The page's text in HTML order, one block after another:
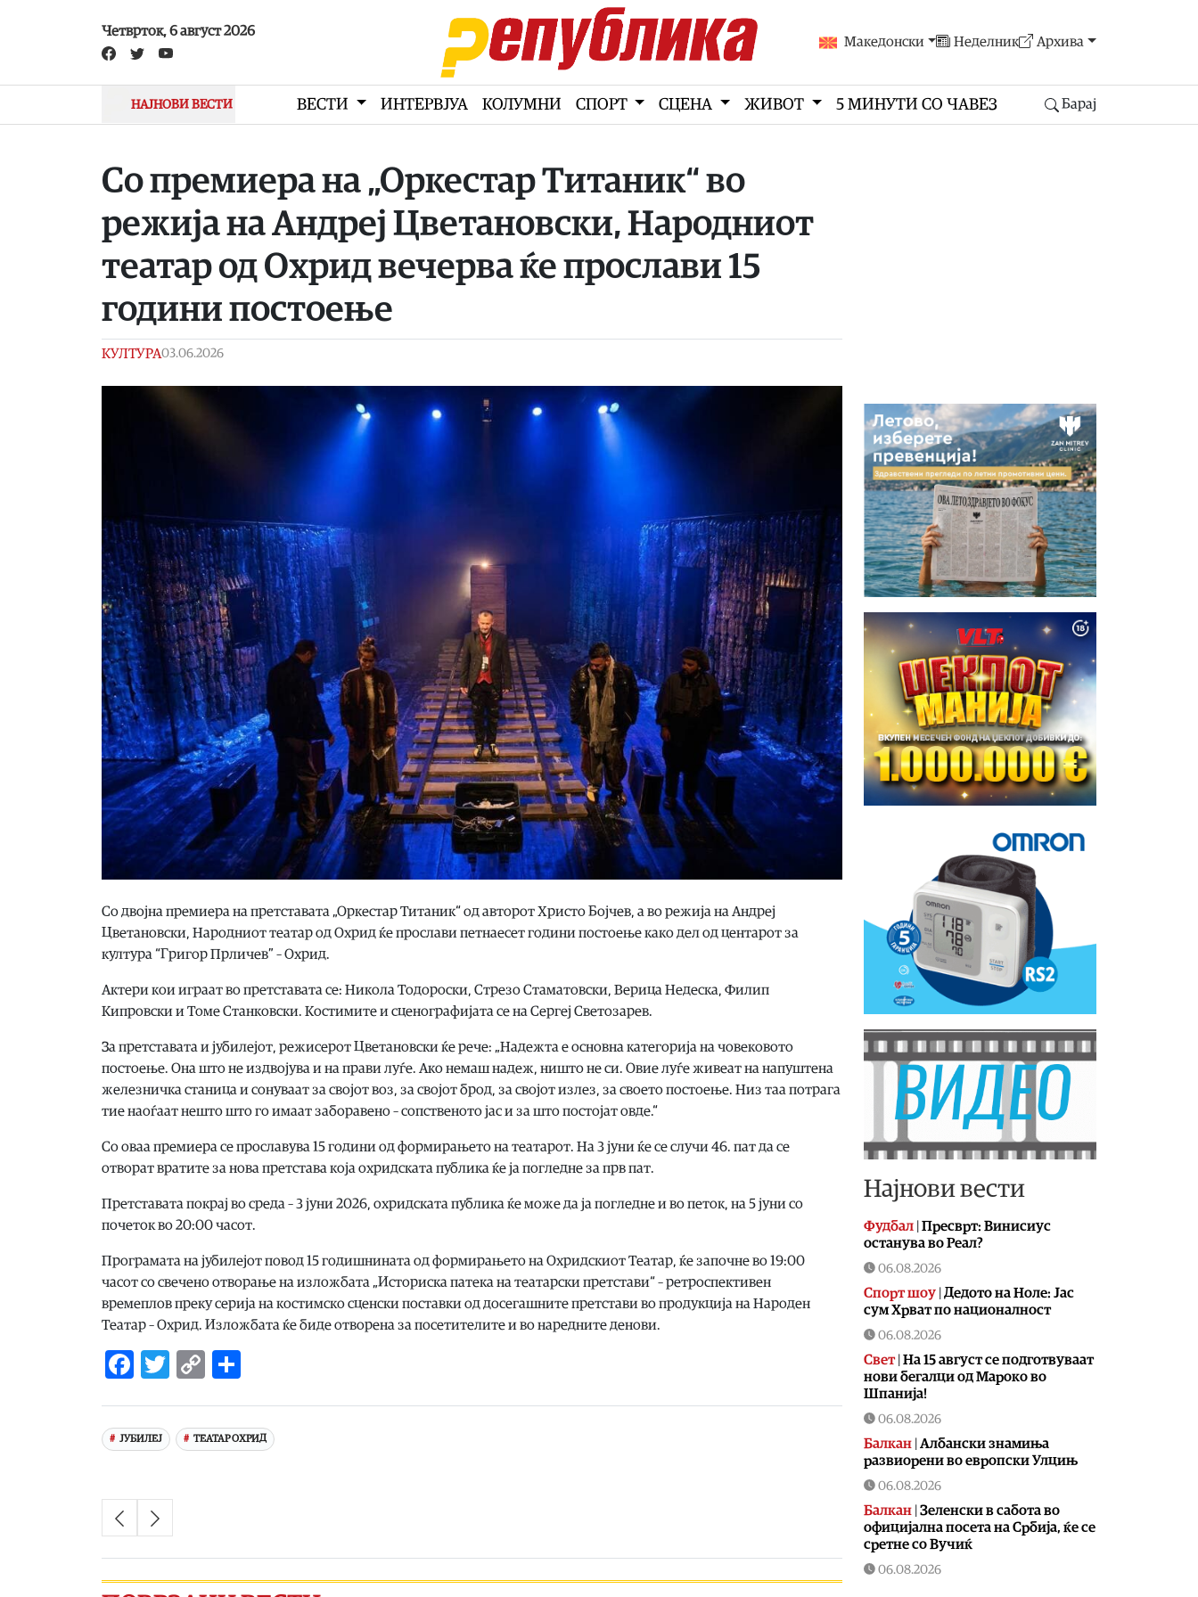
Четврток, 6 август 2026
Македонски Неделник Архива
НАЈНОВИ ВЕСТИ ВЕСТИ ИНТЕРВЈУА КОЛУМНИ СПОРТ СЦЕНА ЖИВОТ 5 МИНУТИ СО ЧАВЕЗ Барај
Со премиера на „Оркестар Титаник“ во
режија на Андреј Цветановски, Народниот
театар од Охрид вечерва ќе прослави 15
години постоење
КУЛТУРА03.06.2026
Со двојна премиера на претставата „Оркестар Титаник“ од авторот Христо Бојчев, а во режија на Андреј
Цветановски, Народниот театар од Охрид ќе прослави петнаесет години постоење како дел од центарот за
култура “Григор Прличев” – Охрид.
Актери кои играат во претставата се: Никола Тодороски, Стрезо Стаматовски, Верица Недеска, Филип
Кипровски и Томе Станковски. Костимите и сценографијата се на Сергеј Светозарев.
За претставата и јубилејот, режисерот Цветановски ќе рече: „Надежта е основна категорија на човековото
постоење. Она што не издвојува и на прави луѓе. Ако немаш надеж, ништо не си. Овие луѓе живеат на напуштена
железничка станица и сонуваат за својот воз, за својот брод, за својот излез, за своето постоење. Низ таа потрага
тие наоѓаат нешто што го имаат заборавено – сопственото јас и за што постојат овде.“
Со оваа премиера се прославува 15 години од формирањето на театарот. На 3 јуни ќе се случи 46. пат да се
отворат вратите за нова претстава која охридската публика ќе ја погледне за прв пат.
Претставата покрај во среда – 3 јуни 2026, охридската публика ќе може да ја погледне и во петок, на 5 јуни со
почеток во 20:00 часот.
Програмата на јубилејот повод 15 годишнината од формирањето на Охридскиот Театар, ќе започне во 19:00
часот со свечено отворање на изложбата „Историска патека на театарски претстави“ – ретроспективен
времеплов преку серија на костимско сценски поставки од досегашните претстави во продукција на Народен
Театар – Охрид. Изложбата ќе биде отворена за посетителите и во наредните денови.
Facebook
Twitter
Copy
ЈУБИЛЕЈ ТЕАТАР ОХРИД
Најнови вести
Фудбал | Пресврт: Винисиус
останува во Реал?
06.08.2026
Спорт шоу | Дедото на Ноле: Јас
сум Хрват по националност
06.08.2026
Свет| На 15 август се подготвуваат
нови бегалци од Мароко во
Шпанија!
06.08.2026
Балкан | Албански знамиња
развиорени во европски Улцињ
06.08.2026
Балкан | Зеленски в сабота во
официјална посета на Србија, ќе се
сретне со Вучиќ
06.08.2026